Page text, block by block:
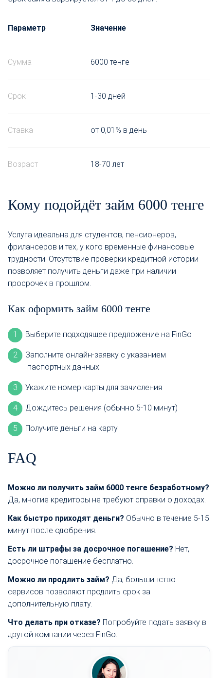
Параметр Значение
Сумма 6000 тенге
Срок 1-30 дней
Ставка от 0,01% в день
Возраст 18-70 лет
Кому подойдёт займ 6000 тенге
Услуга идеальна для студентов, пенсионеров,
фрилансеров и тех, у кого временные финансовые
трудности. Отсутствие проверки кредитной истории
позволяет получить деньги даже при наличии
просрочек в прошлом.
Как оформить займ 6000 тенге
Выберите подходящее предложение на FinGo
Заполните онлайн-заявку с указанием
паспортных данных
Укажите номер карты для зачисления
Дождитесь решения (обычно 5-10 минут)
Получите деньги на карту
FAQ
Можно ли получить займ 6000 тенге безработному?
Да, многие кредиторы не требуют справки о доходах.
Как быстро приходят деньги? Обычно в течение 5-15
минут после одобрения.
Есть ли штрафы за досрочное погашение? Нет,
досрочное погашение бесплатно.
Можно ли продлить займ? Да, большинство
сервисов позволяют продлить срок за
дополнительную плату.
Что делать при отказе? Попробуйте подать заявку в
другой компании через FinGo.